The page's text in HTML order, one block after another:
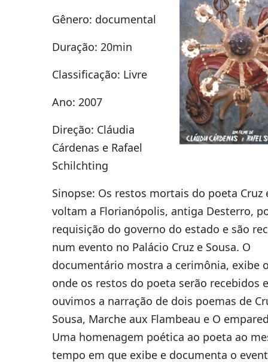
Gênero: documental
Duração: 20min
Classificação: Livre
Ano: 2007
Direção: Cláudia
Cárdenas e Rafael
Schilchting
Sinopse: Os restos mortais do poeta Cruz
voltam a Florianópolis, antiga Desterro,
requisição do governo do estado e são
num evento no Palácio Cruz e Sousa. O
documentário mostra a cerimônia, exibe
onde os restos do poeta serão recebidos
ouvimos a narração de dois poemas de
Sousa, Marche aux Flambeau e O
Uma homenagem poética ao poeta ao
tempo em que exibe e documenta o